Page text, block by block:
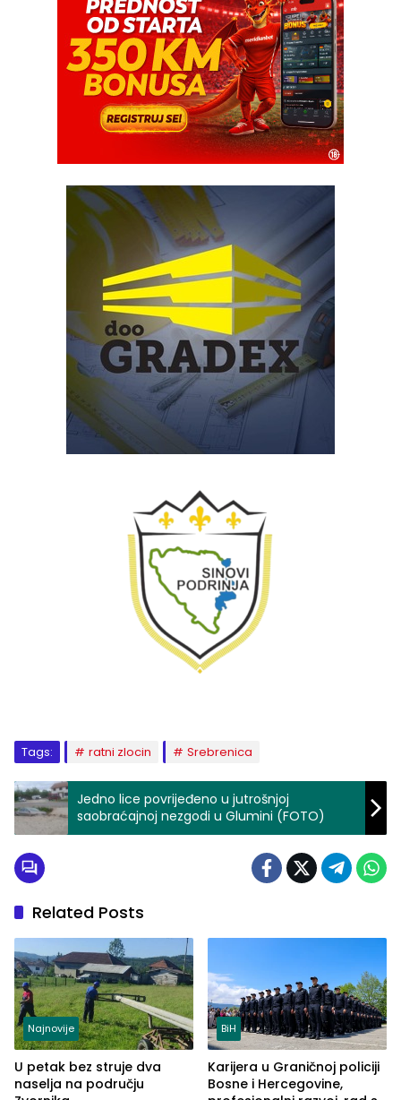
Tags: ratni zlocin Srebrenica
Jedno lice povrijeđeno u jutrošnjoj
saobraćajnoj nezgodi u Glumini (FOTO)
Related Posts
Najnovije
U petak bez struje dva
naselja na području
BiH
Karijera u Graničnoj policiji
Bosne i Hercegovine,